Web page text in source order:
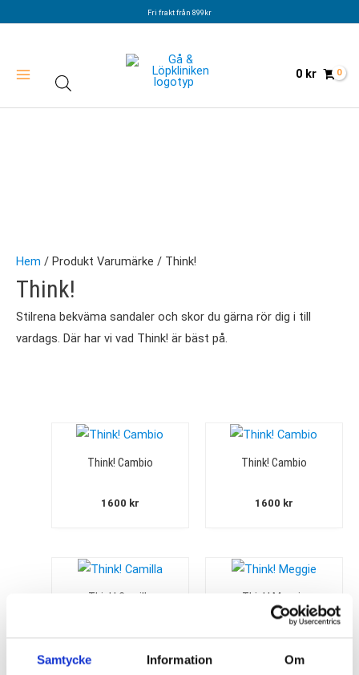
Samtycke Information Om
Fri frakt från 899kr
0 kr
Hem / Produkt Varumärke / Think!
Think!
Stilrena bekväma sandaler och skor du gärna rör dig i till
vardags. Där har vi vad Think! är bäst på.
Think! Cambio
1600 kr
Think! Cambio
1600 kr
Think! Camilla
1300kr
Think! Meggie
1700kr